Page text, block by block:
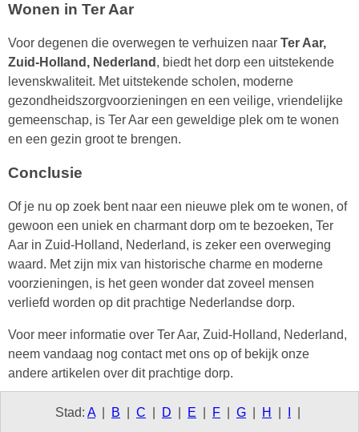
Wonen in Ter Aar
Voor degenen die overwegen te verhuizen naar Ter Aar,
Zuid-Holland, Nederland , biedt het dorp een uitstekende
levenskwaliteit. Met uitstekende scholen, moderne
gezondheidszorgvoorzieningen en een veilige, vriendelijke
gemeenschap, is Ter Aar een geweldige plek om te wonen
en een gezin groot te brengen.
Conclusie
Of je nu op zoek bent naar een nieuwe plek om te wonen, of
gewoon een uniek en charmant dorp om te bezoeken, Ter
Aar in Zuid-Holland, Nederland, is zeker een overweging
waard. Met zijn mix van historische charme en moderne
voorzieningen, is het geen wonder dat zoveel mensen
verliefd worden op dit prachtige Nederlandse dorp.
Voor meer informatie over Ter Aar, Zuid-Holland, Nederland,
neem vandaag nog contact met ons op of bekijk onze
andere artikelen over dit prachtige dorp.
Stad: A B C D E F G H